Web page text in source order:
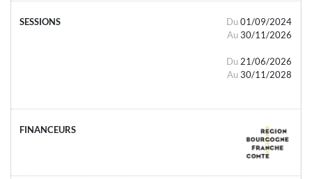
Du 01/09/2024
Au 30/11/2026
Du 21/06/2026
Au 30/11/2028